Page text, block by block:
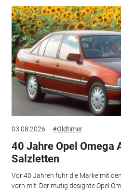
03.08.2026 #Oldtimer
40 Jahre Opel Omega
Salzletten
Vor 40 Jahren fuhr die Marke mit
vorn mit: Der mutig designte Opel